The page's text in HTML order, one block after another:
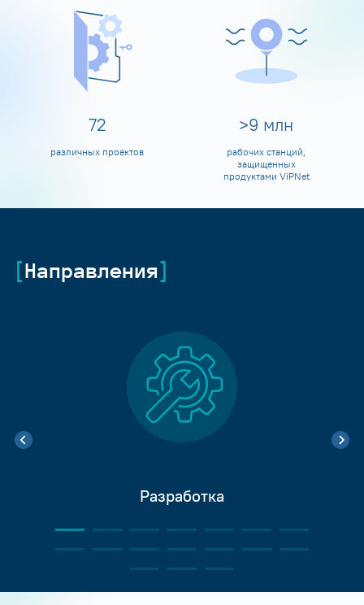
80
различных проектов
>10 млн
рабочих станций,
защищенных
продуктами ViPNet
Направления
Разработка